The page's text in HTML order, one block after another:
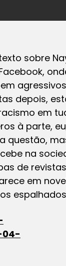
sobre
depois,
em
à parte,
questão,
na
de
em